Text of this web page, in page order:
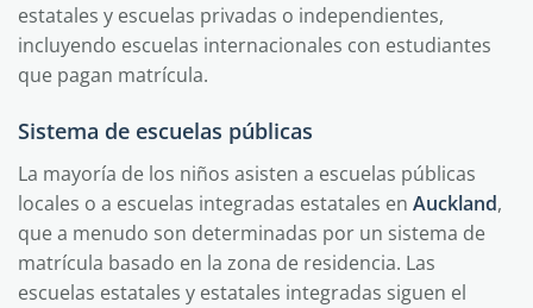
estatales y escuelas privadas o independientes,
incluyendo escuelas internacionales con estudiantes
que pagan matrícula.
Sistema de escuelas públicas
La mayoría de los niños asisten a escuelas públicas
locales o a escuelas integradas estatales en Auckland,
que a menudo son determinadas por un sistema de
matrícula basado en la zona de residencia. Las
escuelas estatales y estatales integradas siguen el